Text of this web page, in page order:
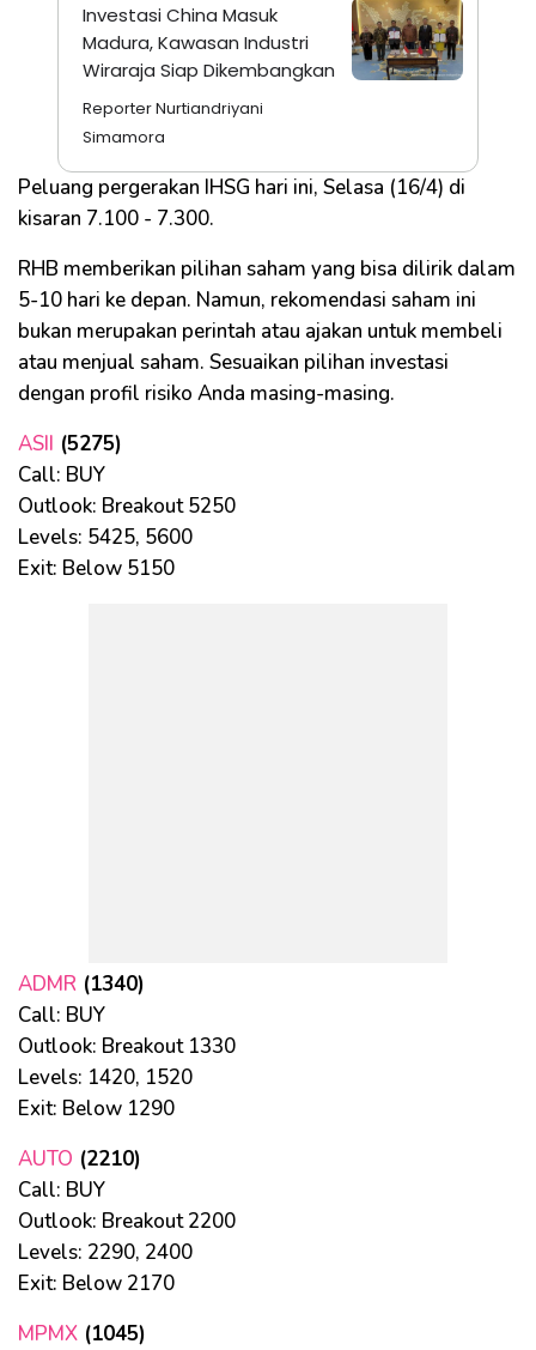
Investasi China Masuk
Madura, Kawasan Industri
Wiraraja Siap Dikembangkan
Reporter Nurtiandriyani
Simamora
Peluang pergerakan IHSG hari ini, Selasa (16/4) di
kisaran 7.100 - 7.300.
RHB memberikan pilihan saham yang bisa dilirik dalam
5-10 hari ke depan. Namun, rekomendasi saham ini
bukan merupakan perintah atau ajakan untuk membeli
atau menjual saham. Sesuaikan pilihan investasi
dengan profil risiko Anda masing-masing.
ASII (5275)
Call: BUY
Outlook: Breakout 5250
Levels: 5425, 5600
Exit: Below 5150
ADMR (1340)
Call: BUY
Outlook: Breakout 1330
Levels: 1420, 1520
Exit: Below 1290
AUTO (2210)
Call: BUY
Outlook: Breakout 2200
Levels: 2290, 2400
Exit: Below 2170
MPMX (1045)